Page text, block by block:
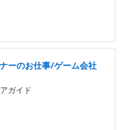
ーのお仕事/ゲーム会社
ガイド